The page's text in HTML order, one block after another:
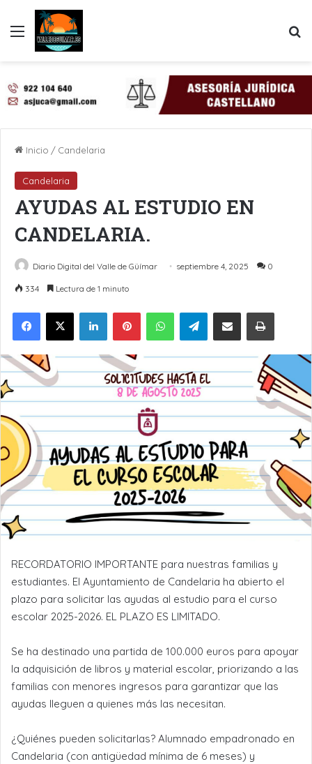
Menú
Inicio / Candelaria
Candelaria
AYUDAS AL ESTUDIO EN
CANDELARIA.
Diario Digital del Valle de Güímar septiembre 4, 2025 0
334 Lectura de 1 minuto
LinkedInPinterestWhatsAppTelegramCompartir por Email Imprimir
RECORDATORIO IMPORTANTE para nuestras familias y
estudiantes. El Ayuntamiento de Candelaria ha abierto el
plazo para solicitar las ayudas al estudio para el curso
escolar 2025-2026. EL PLAZO ES LIMITADO.
Se ha destinado una partida de 100.000 euros para apoyar
la adquisición de libros y material escolar, priorizando a las
familias con menores ingresos para garantizar que las
ayudas lleguen a quienes más las necesitan.
¿Quiénes pueden solicitarlas? Alumnado empadronado en
Candelaria (con antigüedad mínima de 6 meses) y